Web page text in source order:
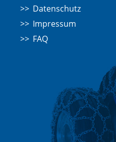
Datenschutz
Impressum
FAQ